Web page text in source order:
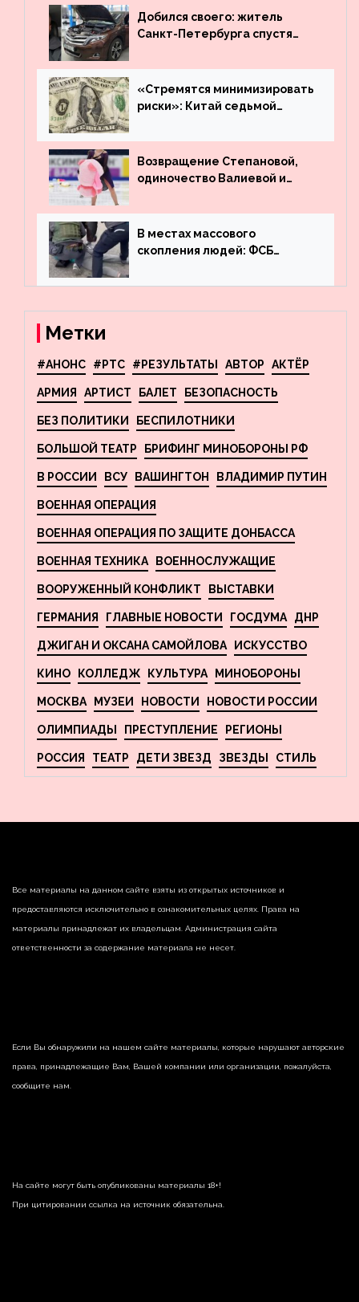
Добился своего: житель
Санкт-Петербурга спустя
угнанную в Казахстан
машину
«Стремятся минимизировать
риски»: Китай седьмой
деньги из американского
госдолга
Возвращение Степановой,
одиночество Валиевой и
что обсуждают в мире
фигурного катания
В местах массового
скопления людей: ФСБ
террористов, планировавших
Метки
#АНОНС #РТС #РЕЗУЛЬТАТЫ АВТОР АКТЁР
АРМИЯ АРТИСТ БАЛЕТ БЕЗОПАСНОСТЬ
БЕЗ ПОЛИТИКИ БЕСПИЛОТНИКИ
БОЛЬШОЙ ТЕАТР БРИФИНГ МИНОБОРОНЫ РФ
В РОССИИ ВСУ ВАШИНГТОН ВЛАДИМИР ПУТИН
ВОЕННАЯ ОПЕРАЦИЯ
ВОЕННАЯ ОПЕРАЦИЯ ПО ЗАЩИТЕ ДОНБАССА
ВОЕННАЯ ТЕХНИКА ВОЕННОСЛУЖАЩИЕ
ВООРУЖЕННЫЙ КОНФЛИКТ ВЫСТАВКИ
ГЕРМАНИЯ ГЛАВНЫЕ НОВОСТИ ГОСДУМА ДНР
ДЖИГАН И ОКСАНА САМОЙЛОВА ИСКУССТВО
КИНО КОЛЛЕДЖ КУЛЬТУРА МИНОБОРОНЫ
МОСКВА МУЗЕИ НОВОСТИ НОВОСТИ РОССИИ
ОЛИМПИАДЫ ПРЕСТУПЛЕНИЕ РЕГИОНЫ
РОССИЯ ТЕАТР ДЕТИ ЗВЕЗД ЗВЕЗДЫ СТИЛЬ
Все материалы на данном сайте взяты из открытых источников и
предоставляются исключительно в ознакомительных целях. Права на
материалы принадлежат их владельцам. Администрация сайта
ответственности за содержание материала не несет.
Если Вы обнаружили на нашем сайте материалы, которые нарушают авторские
права, принадлежащие Вам, Вашей компании или организации, пожалуйста,
сообщите нам.
На сайте могут быть опубликованы материалы 18+!
При цитировании ссылка на источник обязательна.